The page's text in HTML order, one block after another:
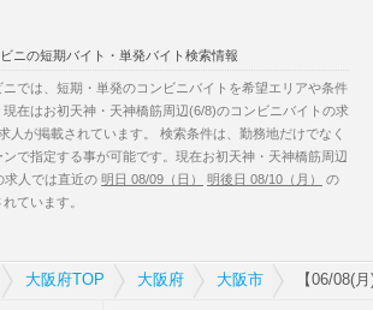
ニの短期バイト・単発バイト検索情報
では、短期・単発のコンビニバイトを希望エリアや条件
在はお初天神・天神橋筋周辺(6/8)のコンビニバイトの求
人が掲載されています。 検索条件は、勤務地だけでなく
で指定する事が可能です。現在お初天神・天神橋筋周辺
求人では直近の 明日 08/09（日） 明後日 08/10（月）
の
ています。
大阪府TOP 大阪府 大阪市 【06/08(